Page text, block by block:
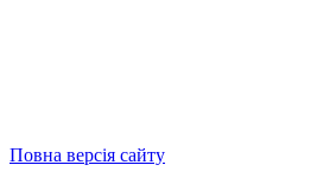
Повна версія сайту